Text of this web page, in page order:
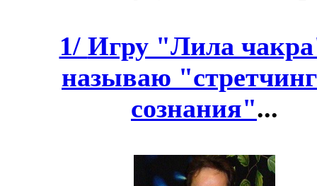
1/ Игру "Лила
называю
сознания"...